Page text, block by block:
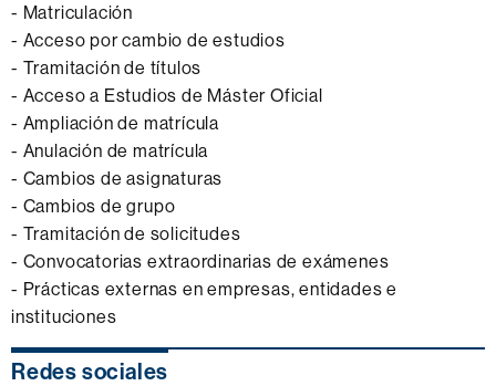
- Matriculación
- Acceso por cambio de estudios
- Tramitación de títulos
- Acceso a Estudios de Máster Oficial
- Ampliación de matrícula
- Anulación de matrícula
- Cambios de asignaturas
- Cambios de grupo
- Tramitación de solicitudes
- Convocatorias extraordinarias de exámenes
- Prácticas externas en empresas, entidades e
instituciones
Información
Redes sociales